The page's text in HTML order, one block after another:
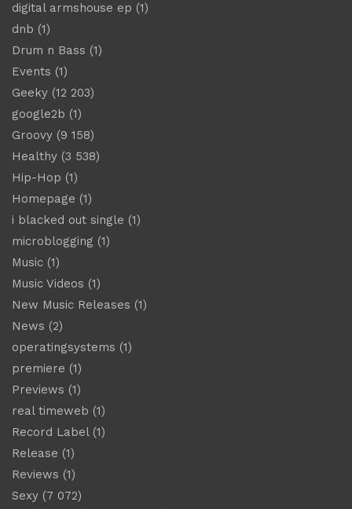
digital armshouse ep (1)
dnb (1)
Drum n Bass (1)
Events (1)
Geeky (12 203)
google2b (1)
Groovy (9 158)
Healthy (3 538)
Hip-Hop (1)
Homepage (1)
i blacked out single (1)
microblogging (1)
Music (1)
Music Videos (1)
New Music Releases (1)
News (2)
operatingsystems (1)
premiere (1)
Previews (1)
real timeweb (1)
Record Label(1)
Release (1)
Reviews (1)
Sexy (7 072)